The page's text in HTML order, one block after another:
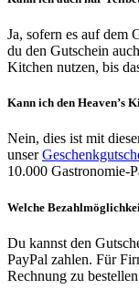
Ja, sofern es auf dem
du den Gutschein
Kitchen nutzen, bis
Kann ich den Heaven’s
Nein, dies ist mit
unser
10.000 Gastronomie-
Welche
Du kannst den
PayPal zahlen. Für
Rechnung zu